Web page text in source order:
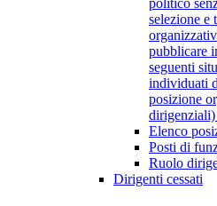
politico
selezione e
pubblicare
seguenti
individuati
posizione
dirigenziali)
Elenco
Posti di
Ruolo
Dirigenti cessati